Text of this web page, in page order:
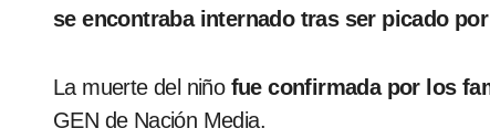
se encontraba internado tras ser picado
La muerte del niñofue confirmada por los
GEN de Nación Media.